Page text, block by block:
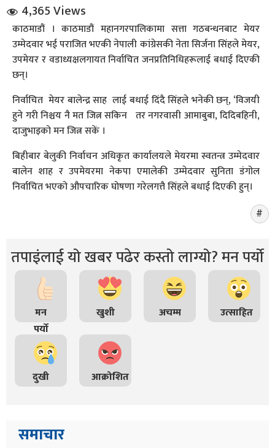
संवाद
4,365 Views
काठमाडौं । काठमाडौं महानगरपालिकामा सत्ता गठबन्धनबाट मेयर
उम्मेदवार भई पराजित भएकी नेपाली कांग्रेसकी नेता सिर्जना सिंहले मेयर,
उपमेयर र वडाध्यक्षलगायत निर्वाचित जनप्रतिनिधिहरूलाई बधाई दिएकी
छन्।
निर्वाचित मेयर बालेन्द्र साह लाई बधाई दिंदै सिंहले भनेकी छन्, ‘विजयी
हुने गरी निश्चय नै मत जित्न सकिन तर नगरवासी आमाबुबा, दिदिबहिनी,
दाजुभाइको मन जित्न सकें ।
बिहीबार बेलुकी निर्वाचन अधिकृत कार्यालयले मेयरमा स्वतन्त्र उम्मेदवार
बालेन शाह र उपमेयरमा नेकपा एमालेकी उम्मेदवार सुनिता डंगोल
निर्वाचित भएको औपचारिक घोषणा गरेलगत्तै सिंहले बधाई दिएकी हुन्।
तपाइंलाई यो खबर पढेर कस्तो लाग्यो? मन पर्यो
मन
पर्यो
खुशी अचम्म उत्साहित
दुखी आक्रोशित
समाचार